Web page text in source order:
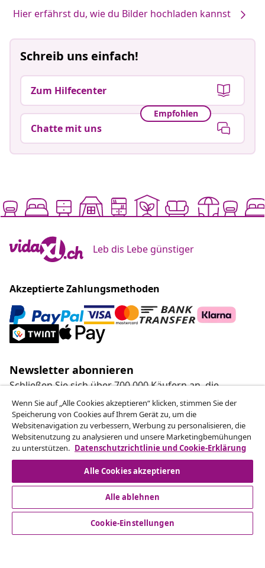
Hier erfährst du, wie du Bilder hochladen kannst
Schreib uns einfach!
Zum Hilfecenter
Empfohlen
Chatte mit uns
Leb dis Lebe günstiger
Akzeptierte Zahlungsmethoden
Newsletter abonnieren
Schließen Sie sich über 700.000 Käufern an, die
wöchentliche Angebote, saisonale Aktionen und
Neuheiten von vidaXL erhalten.
Unsere Social-Media-Accounts
Kundenservice
Wenn Sie auf „Alle Cookies akzeptieren“ klicken, stimmen Sie der
Speicherung von Cookies auf Ihrem Gerät zu, um die
Websitenavigation zu verbessern, Werbung zu personalisieren, die
Websitenutzung zu analysieren und unsere Marketingbemühungen
zu unterstützen. Datenschutzrichtlinie und Cookie-Erklärung
Alle Cookies akzeptieren
Alle ablehnen
Cookie-Einstellungen